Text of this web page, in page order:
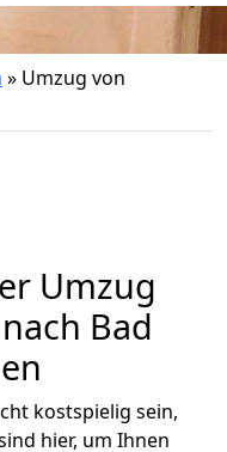
» Umzug von
Umzug
Bad
kostspielig sein,
hier, um Ihnen